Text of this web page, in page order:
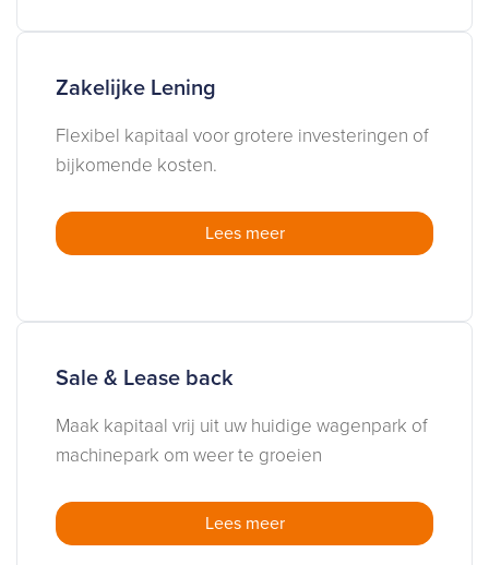
Zakelijke Lening
Flexibel kapitaal voor grotere investeringen of
bijkomende kosten.
Lees meer
Sale & Lease back
Maak kapitaal vrij uit uw huidige wagenpark of
machinepark om weer te groeien
Lees meer